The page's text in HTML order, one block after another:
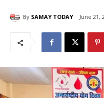
By SAMAY TODAY June 21,